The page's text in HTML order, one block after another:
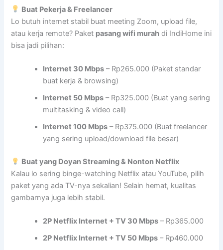
Buat Pekerja & Freelancer
Lo butuh internet stabil buat meeting Zoom, upload file,
atau kerja remote? Paket pasang wifi murah di IndiHome ini
bisa jadi pilihan:
Internet 30 Mbps – Rp265.000 (Paket standar
buat kerja & browsing)
Internet 50 Mbps – Rp325.000 (Buat yang sering
multitasking & video call)
Internet 100 Mbps – Rp375.000 (Buat freelancer
yang sering upload/download file besar)
Buat yang Doyan Streaming & Nonton Netflix
Kalau lo sering binge-watching Netflix atau YouTube, pilih
paket yang ada TV-nya sekalian! Selain hemat, kualitas
gambarnya juga lebih stabil.
2P Netflix Internet + TV 30 Mbps – Rp365.000
2P Netflix Internet + TV 50 Mbps – Rp460.000